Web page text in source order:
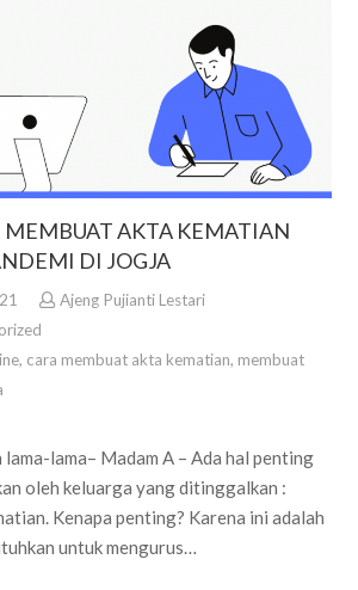
AKTA KEMATIAN
DI JOGJA
Ajeng Pujianti Lestari
, cara membuat akta kematian, membuat
lama– Madam A – Ada hal penting
oleh keluarga yang ditinggalkan :
Kenapa penting? Karena ini adalah
untuk mengurus…